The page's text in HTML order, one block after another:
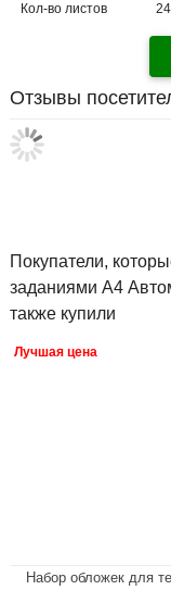
Кол-во листов 24
Отзывы
Покупатели,
заданиями А4
также купили
Лучшая цена
Набор обложек для